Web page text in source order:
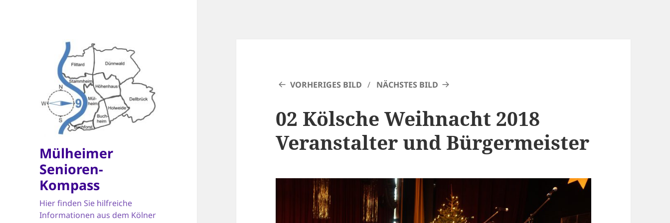
Mülheimer
Senioren-
Kompass
Hier finden Sie hilfreiche
Informationen aus dem Kölner
VORHERIGES BILD NÄCHSTES BILD
02 Kölsche Weihnacht 2018
Veranstalter und Bürgermeister